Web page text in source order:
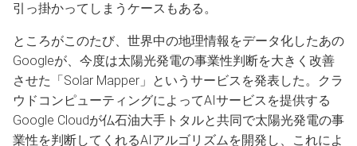
引っ掛かってしまうケースもある。
ところがこのたび、世界中の地理情報をデータ化したあの
Googleが、今度は太陽光発電の事業性判断を大きく改善
させた「Solar Mapper」というサービスを発表した。クラ
ウドコンピューティングによってAIサービスを提供する
Google Cloudが仏石油大手トタルと共同で太陽光発電の事
業性を判断してくれるAIアルゴリズムを開発し、これによ